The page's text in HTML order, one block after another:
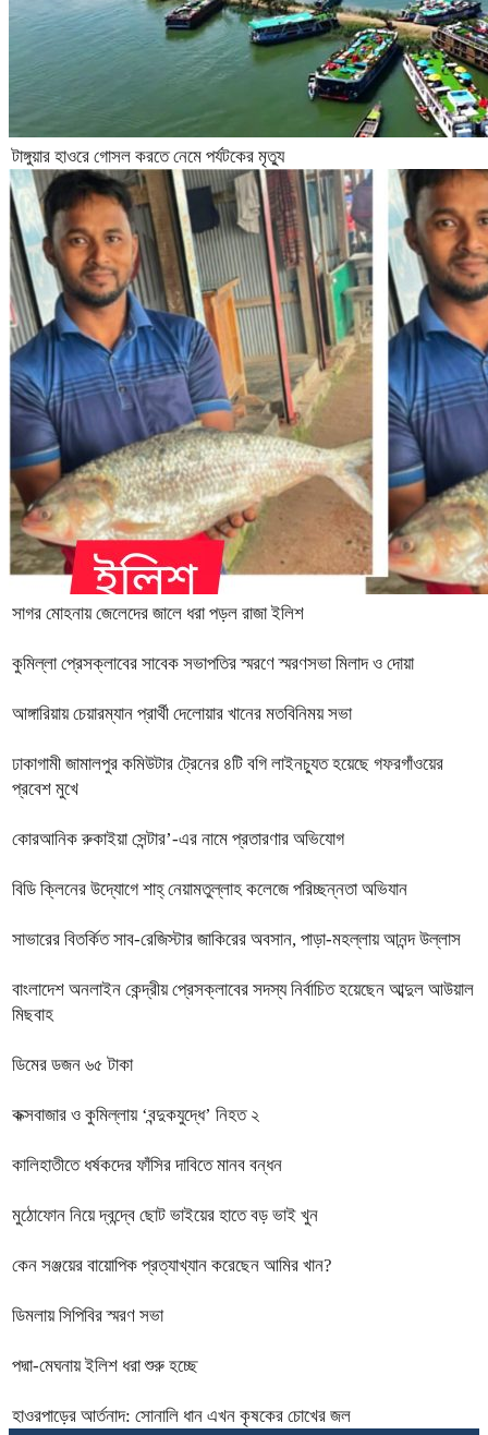
টাঙ্গুয়ার হাওরে গোসল করতে নেমে পর্যটকের মৃত্যু
সাগর মোহনায় জেলেদের জালে ধরা পড়ল রাজা ইলিশ
কুমিল্লা প্রেসক্লাবের সাবেক সভাপতির স্মরণে স্মরণসভা মিলাদ ও দোয়া
আঙ্গারিয়ায় চেয়ারম্যান প্রার্থী দেলোয়ার খানের মতবিনিময় সভা
ঢাকাগামী জামালপুর কমিউটার ট্রেনের ৪টি বগি লাইনচ্যুত হয়েছে গফরগাঁওয়ের
প্রবেশ মুখে
কোরআনিক রুকাইয়া সেন্টার’-এর নামে প্রতারণার অভিযোগ
বিডি ক্লিনের উদ্যোগে শাহ্ নেয়ামতুল্লাহ কলেজে পরিচ্ছন্নতা অভিযান
সাভারের বিতর্কিত সাব-রেজিস্টার জাকিরের অবসান, পাড়া-মহল্লায় আনন্দ উল্লাস
বাংলাদেশ অনলাইন কেন্দ্রীয় প্রেসক্লাবের সদস্য নির্বাচিত হয়েছেন আব্দুল আউয়াল
মিছবাহ
ডিমের ডজন ৬৫ টাকা
কক্সবাজার ও কুমিল্লায় ‘বন্দুকযুদ্ধে’ নিহত ২
কালিহাতীতে ধর্ষকদের ফাঁসির দাবিতে মানব বন্ধন
মুঠোফোন নিয়ে দ্বন্দ্বে ছোট ভাইয়ের হাতে বড় ভাই খুন
কেন সঞ্জয়ের বায়োপিক প্রত্যাখ্যান করেছেন আমির খান?
ডিমলায় সিপিবির স্মরণ সভা
পদ্মা-মেঘনায় ইলিশ ধরা শুরু হচ্ছে
হাওরপাড়ের আর্তনাদ: সোনালি ধান এখন কৃষকের চোখের জল